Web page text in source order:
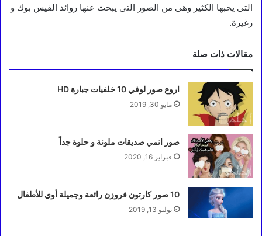
التى يحبها الكثير وهى من الصور التى يبحث عنها روائد الفيس بوك و
رغيرة.
مقالات ذات صلة
اروع صور لوفي 10 خلفيات جبارة HD
مايو 30, 2019
صور انمي صديقات ملونة و حلوة جداً
فبراير 16, 2020
10 صور كارتون فروزن رائعة وجميلة أوي للأطفال
يوليو 13, 2019